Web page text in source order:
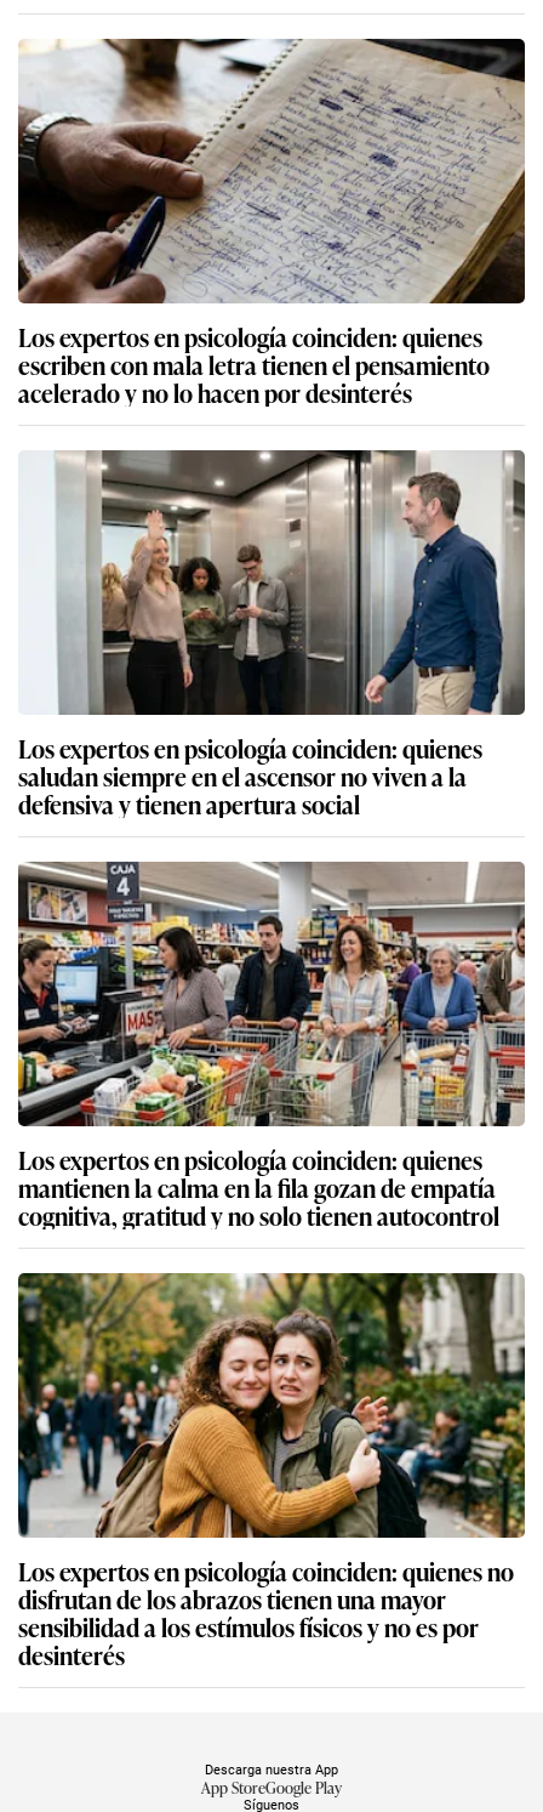
Los expertos en psicología coinciden: quienes
escriben con mala letra tienen el pensamiento
acelerado y no lo hacen por desinterés
Los expertos en psicología coinciden: quienes
saludan siempre en el ascensor no viven a la
defensiva y tienen apertura social
Los expertos en psicología coinciden: quienes
mantienen la calma en la fila gozan de empatía
cognitiva, gratitud y no solo tienen autocontrol
Los expertos en psicología coinciden: quienes no
disfrutan de los abrazos tienen una mayor
sensibilidad a los estímulos físicos y no es por
desinterés
Síguenos
Descarga nuestra App
App StoreGoogle Play